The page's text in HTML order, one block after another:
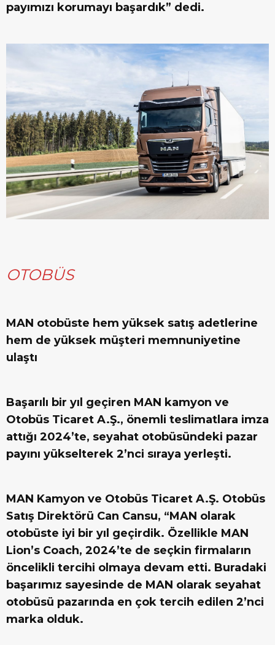
payımızı korumayı başardık” dedi.
OTOBÜS
MAN otobüste hem yüksek satış adetlerine
hem de yüksek müşteri memnuniyetine
ulaştı
Başarılı bir yıl geçiren MAN kamyon ve
Otobüs Ticaret A.Ş., önemli teslimatlara imza
attığı 2024’te, seyahat otobüsündeki pazar
payını yükselterek 2’nci sıraya yerleşti.
MAN Kamyon ve Otobüs Ticaret A.Ş. Otobüs
Satış Direktörü Can Cansu, “MAN olarak
otobüste iyi bir yıl geçirdik. Özellikle MAN
Lion’s Coach, 2024’te de seçkin firmaların
öncelikli tercihi olmaya devam etti. Buradaki
başarımız sayesinde de MAN olarak seyahat
otobüsü pazarında en çok tercih edilen 2’nci
marka olduk.